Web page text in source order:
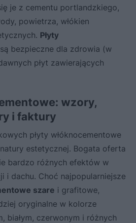
je z cementu portlandzkiego,
powietrza, włókien
Płyty
są bezpieczne dla zdrowia (w
płyt zawierających
wzory,
i faktury
płyty włóknocementowe
estetycznej. Bogata oferta
bardzo różnych efektów w
i dachu. Choć najpopularniejsze
szare i grafitowe,
oryginalne w kolorze
białym, czerwonym i różnych